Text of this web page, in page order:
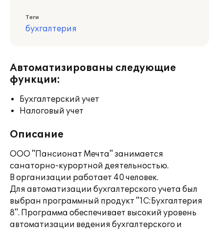
Теги
бухгалтерия
Автоматизированы следующие
функции:
Бухгалтерский учет
Налоговый учет
Описание
ООО "Пансионат Мечта" занимается
санаторно-курортной деятельностью.
В организации работает 40 человек.
Для автоматизации бухгалтерского учета был
выбран программный продукт "1С:Бухгалтерия
8". Программа обеспечивает высокий уровень
автоматизации ведения бухгалтерского и